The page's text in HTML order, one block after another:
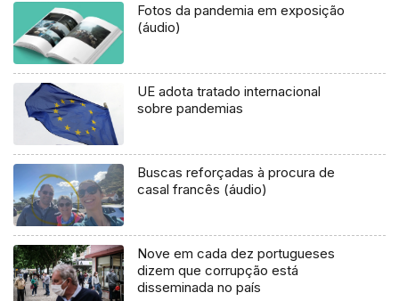
Fotos da pandemia em exposição
(áudio)
UE adota tratado internacional
sobre pandemias
Buscas reforçadas à procura de
casal francês (áudio)
Nove em cada dez portugueses
dizem que corrupção está
disseminada no país